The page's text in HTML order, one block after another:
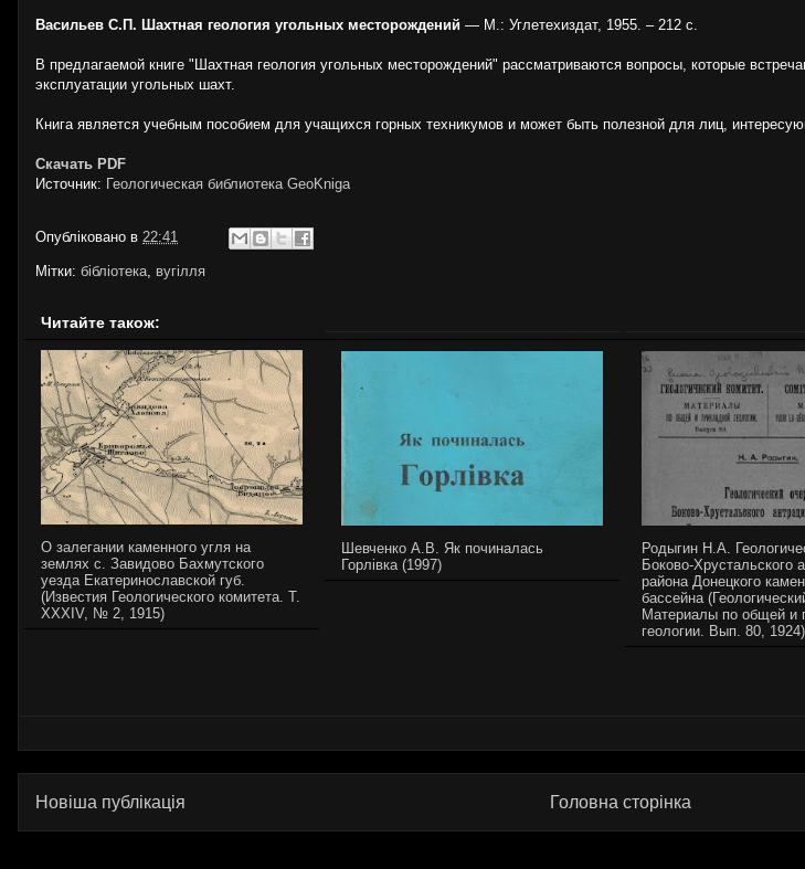
Васильев С.П. Шахтная геология угольных месторождений — М.: Углетехиздат, 1955. – 212 с.
В предлагаемой книге "Шахтная геология угольных месторождений" рассматриваются вопросы, которые
эксплуатации угольных шахт.
Книга является учебным пособием для учащихся горных техникумов и может быть полезной для лиц,
Скачать PDF
Источник: Геологическая библиотека GeoKniga
Опубліковано в 22:41
Мітки: бібліотека, вугілля
Читайте також:
О залегании каменного угля на
землях с. Завидово Бахмутского
уезда Екатеринославской губ.
(Известия Геологического комитета. T.
XXXIV, № 2, 1915)
Шевченко А.В. Як починалась
Горлівка (1997)
Родыгин Н.А.
Боково-Хрустальского
района Донецкого
бассейна
Материалы по общей и
геологии. Вып. 80, 1924)
Новіша публікація Головна сторінка